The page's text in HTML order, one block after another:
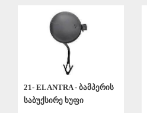
21- ELANTRA - ბამპერის
საბუქსირე ხუფი